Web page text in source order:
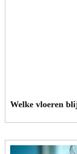
Welke vloeren